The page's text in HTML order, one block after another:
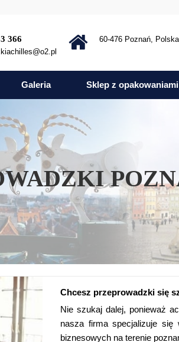
366 60-476 Poznań,
Galeria Sklep z opakowaniami
Chcesz przeprowadzki się
Nie szukaj dalej, ponieważ
nasza firma specjalizuje się
biznesowych na terenie